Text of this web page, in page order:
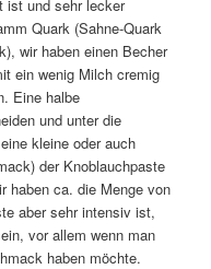
ist und sehr lecker
Quark (Sahne-Quark
wir haben einen Becher
ein wenig Milch cremig
Eine halbe
und unter die
kleine oder auch
der Knoblauchpaste
haben ca. die Menge von
aber sehr intensiv ist,
vor allem wenn man
haben möchte.